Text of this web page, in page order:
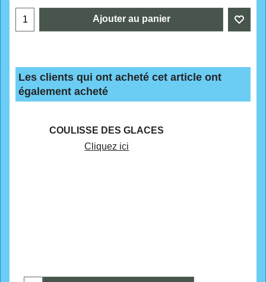
Ajouter au panier
Les clients qui ont acheté cet article ont
également acheté
COULISSE DES GLACES
Cliquez ici